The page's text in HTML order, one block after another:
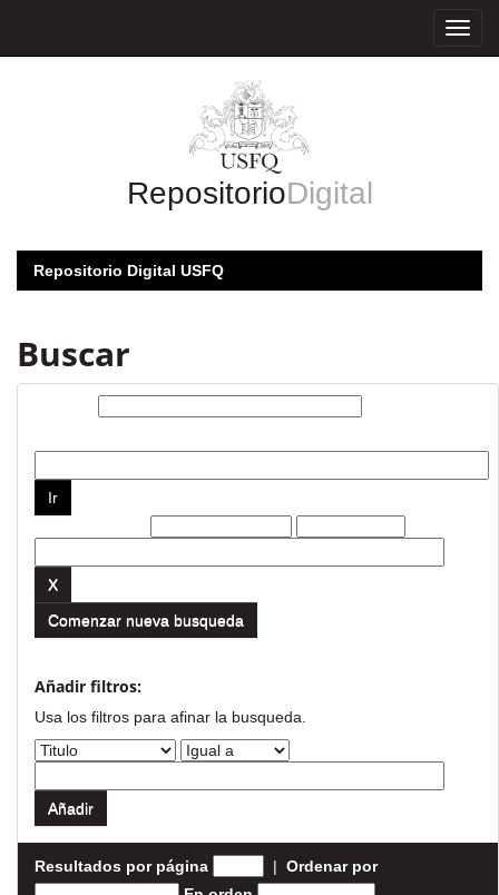
RepositorioDigital
Repositorio Digital USFQ
Buscar
Comenzar nueva busqueda
Añadir filtros:
Usa los filtros para afinar la busqueda.
Resultados por página | Ordenar por